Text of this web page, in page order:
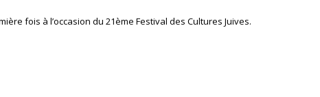
fois à l’occasion du 21ème Festival des Cultures Juives.